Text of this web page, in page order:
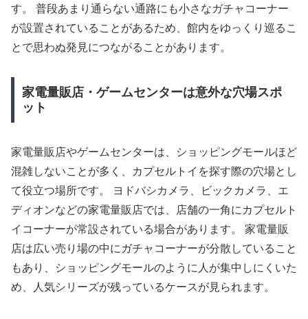
す。 普段あまり通らない通路にも小さなガチャコーナー
が設置されていることがあるため、館内をゆっくり巡るこ
とで思わぬ発見につながることがあります。
家電量販店・ゲームセンターは意外な穴場スポ
ット
家電量販店やゲームセンターは、ショッピングモールほど
混雑しないことが多く、カプセルトイを探す際の穴場とし
て役立つ場所です。 ヨドバシカメラ、ビックカメラ、エ
ディオンなどの家電量販店では、店舗の一角にカプセルト
イコーナーが常設されている場合があります。 家電量販
店は広い売り場の中にガチャコーナーが分散していること
もあり、ショッピングモールのように人が集中しにくいた
め、人気シリーズが残っているケースが見られます。